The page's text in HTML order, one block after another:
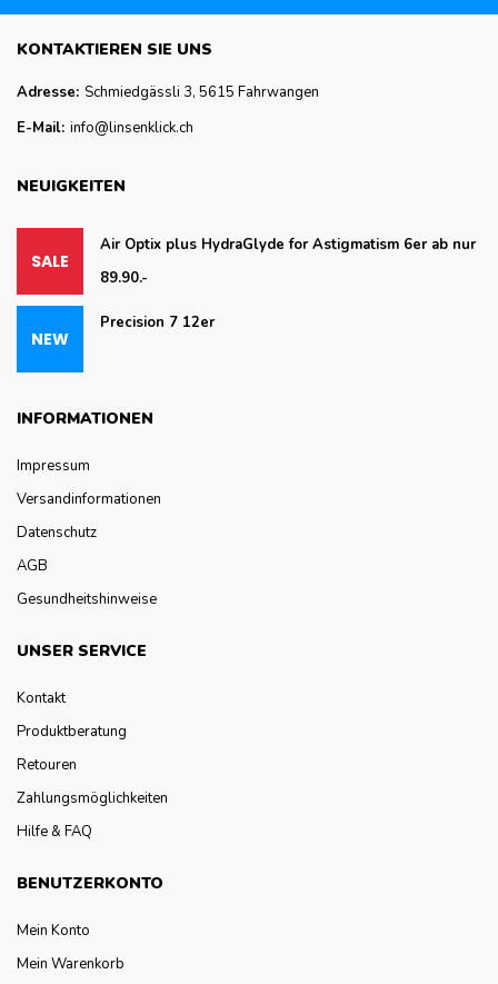
KONTAKTIEREN SIE UNS
Adresse: Schmiedgässli 3, 5615 Fahrwangen
E-Mail: info@linsenklick.ch
NEUIGKEITEN
Air Optix plus HydraGlyde for Astigmatism 6er ab nur
89.90.-
Precision 7 12er
INFORMATIONEN
Impressum
Versandinformationen
Datenschutz
AGB
Gesundheitshinweise
UNSER SERVICE
Kontakt
Produktberatung
Retouren
Zahlungsmöglichkeiten
Hilfe & FAQ
BENUTZERKONTO
Mein Konto
Mein Warenkorb